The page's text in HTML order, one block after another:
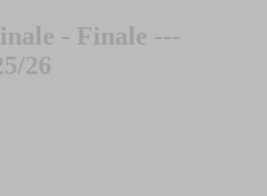
- Finale ---
26